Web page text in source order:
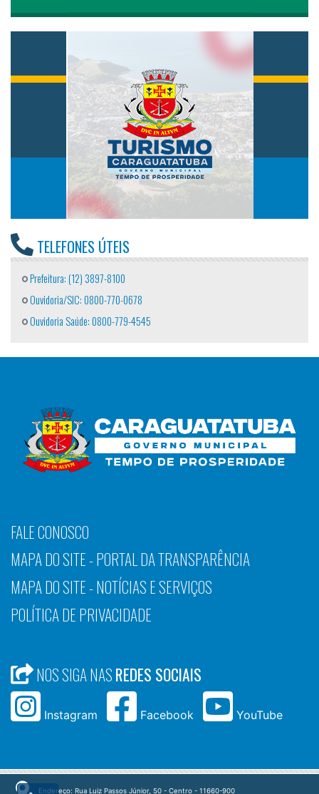
TELEFONES ÚTEIS
Prefeitura: (12) 3897-8100
Ouvidoria/SIC: 0800-770-0678
Ouvidoria Saúde: 0800-779-4545
FALE CONOSCO
MAPA DO SITE - PORTAL DA TRANSPARÊNCIA
MAPA DO SITE - NOTÍCIAS E SERVIÇOS
POLÍTICA DE PRIVACIDADE
NOS SIGA NASREDES SOCIAIS
Instagram Facebook YouTube
Endereço: Rua Luiz Passos Júnior, 50 - Centro - 11660-900